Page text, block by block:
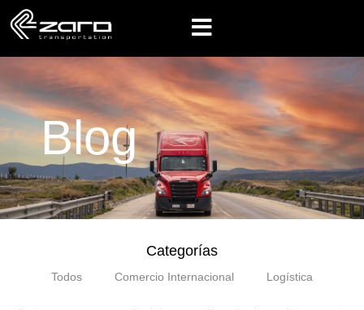
Blog
Categorías
Todos Comercio Internacional Logística